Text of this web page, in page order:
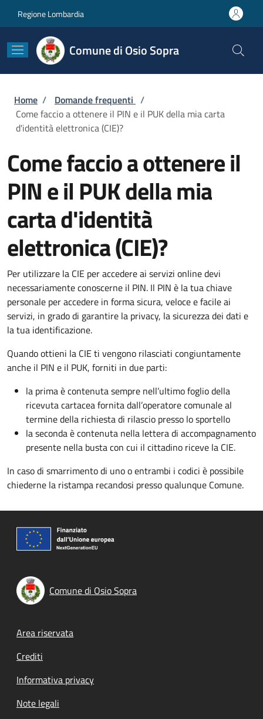
Regione Lombardia
Comune di Osio Sopra
Briciole di pane
Home / Domande frequenti /
Come faccio a ottenere il PIN e il PUK della mia carta
d'identità elettronica (CIE)?
Come faccio a ottenere il
PIN e il PUK della mia
carta d'identità
elettronica (CIE)?
Per utilizzare la CIE per accedere ai servizi online devi
necessariamente conoscerne il PIN. Il PIN è la tua chiave
personale per accedere in forma sicura, veloce e facile ai
servizi, in grado di garantire la privacy, la sicurezza dei dati e
la tua identificazione.
Quando ottieni la CIE ti vengono rilasciati congiuntamente
anche il PIN e il PUK, forniti in due parti:
la prima è contenuta sempre nell’ultimo foglio della
ricevuta cartacea fornita dall’operatore comunale al
termine della richiesta di rilascio presso lo sportello
la seconda è contenuta nella lettera di accompagnamento
presente nella busta con cui il cittadino riceve la CIE.
In caso di smarrimento di uno o entrambi i codici è possibile
chiederne la ristampa recandosi presso qualunque Comune.
Comune di Osio Sopra
Footer menu
Area riservata
Crediti
Informativa privacy
Note legali